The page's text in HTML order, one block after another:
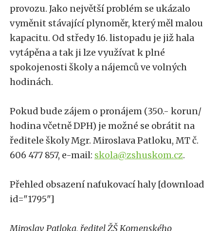
provozu. Jako největší problém se ukázalo
vyměnit stávající plynoměr, který měl malou
kapacitu. Od středy 16. listopadu je již hala
vytápěna a tak ji lze využívat k plné
spokojenosti školy a nájemců ve volných
hodinách.
Pokud bude zájem o pronájem (350.- korun/
hodina včetně DPH) je možné se obrátit na
ředitele školy Mgr. Miroslava Patloku, MT č.
606 477 857, e-mail: skola@zshuskom.cz.
Přehled obsazení nafukovací haly [download
id="1795"]
Miroslav Patloka, ředitel ŽŠ Komenského